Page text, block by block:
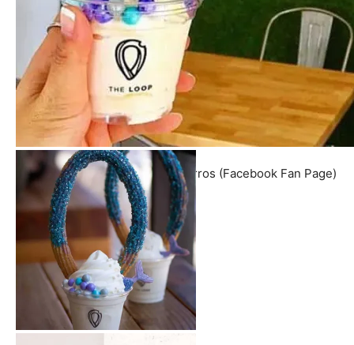
PH: The Loop: Handcrafted Churros (Facebook Fan Page)